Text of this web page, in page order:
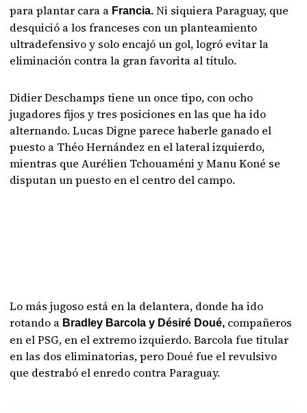
para plantar cara a Francia. Ni siquiera Paraguay, que
desquició a los franceses con un planteamiento
ultradefensivo y solo encajó un gol, logró evitar la
eliminación contra la gran favorita al título.
Didier Deschamps tiene un once tipo, con ocho
jugadores fijos y tres posiciones en las que ha ido
alternando. Lucas Digne parece haberle ganado el
puesto a Théo Hernández en el lateral izquierdo,
mientras que Aurélien Tchouaméni y Manu Koné se
disputan un puesto en el centro del campo.
Lo más jugoso está en la delantera, donde ha ido
rotando a Bradley Barcola y Désiré Doué, compañeros
en el PSG, en el extremo izquierdo. Barcola fue titular
en las dos eliminatorias, pero Doué fue el revulsivo
que destrabó el enredo contra Paraguay.